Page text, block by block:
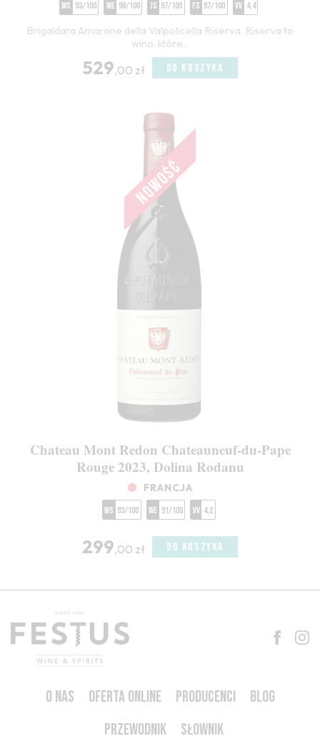
WS 93/100 WE 98/100 JS 97/100 FS 97/100 VV 4,4
Brigaldara Amarone della Valpolicella Riserva. Riserva to
wino, które...
529,00 zł DO KOSZYKA
Chateau Mont Redon Chateauneuf-du-Pape
Rouge 2023, Dolina Rodanu
FRANCJA
WS 93/100 WE 91/100 VV 4,2
299,00 zł DO KOSZYKA
O NAS OFERTA ONLINE PRODUCENCI
BLOG
PRZEWODNIK
SŁOWNIK